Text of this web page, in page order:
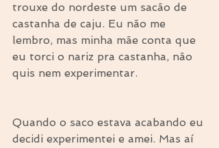
trouxe do nordeste um sacão de
castanha de caju. Eu não me
lembro, mas minha mãe conta que
eu torci o nariz pra castanha, não
quis nem experimentar.
Quando o saco estava acabando eu
decidi experimentei e amei. Mas aí